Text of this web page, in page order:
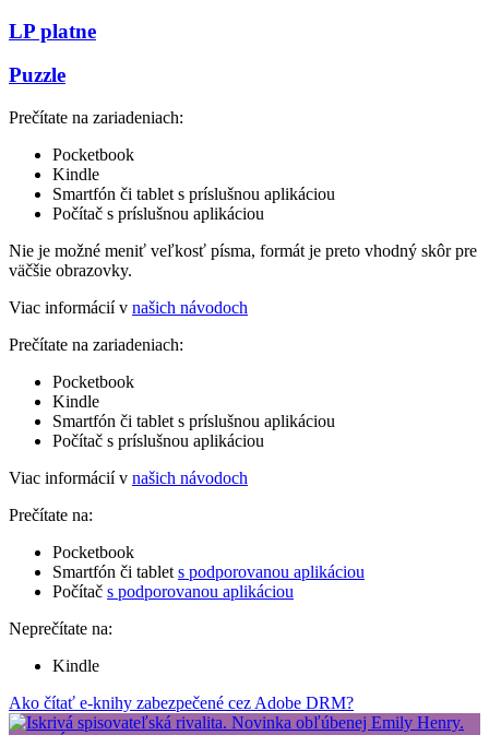
LP platne
Puzzle
Prečítate na zariadeniach:
Pocketbook
Kindle
Smartfón či tablet s príslušnou aplikáciou
Počítač s príslušnou aplikáciou
Nie je možné meniť veľkosť písma, formát je preto vhodný skôr pre
väčšie obrazovky.
Viac informácií v našich návodoch
Prečítate na zariadeniach:
Pocketbook
Kindle
Smartfón či tablet s príslušnou aplikáciou
Počítač s príslušnou aplikáciou
Viac informácií v našich návodoch
Prečítate na:
Pocketbook
Smartfón či tablet s podporovanou aplikáciou
Počítač s podporovanou aplikáciou
Neprečítate na:
Kindle
Ako čítať e-knihy zabezpečené cez Adobe DRM?